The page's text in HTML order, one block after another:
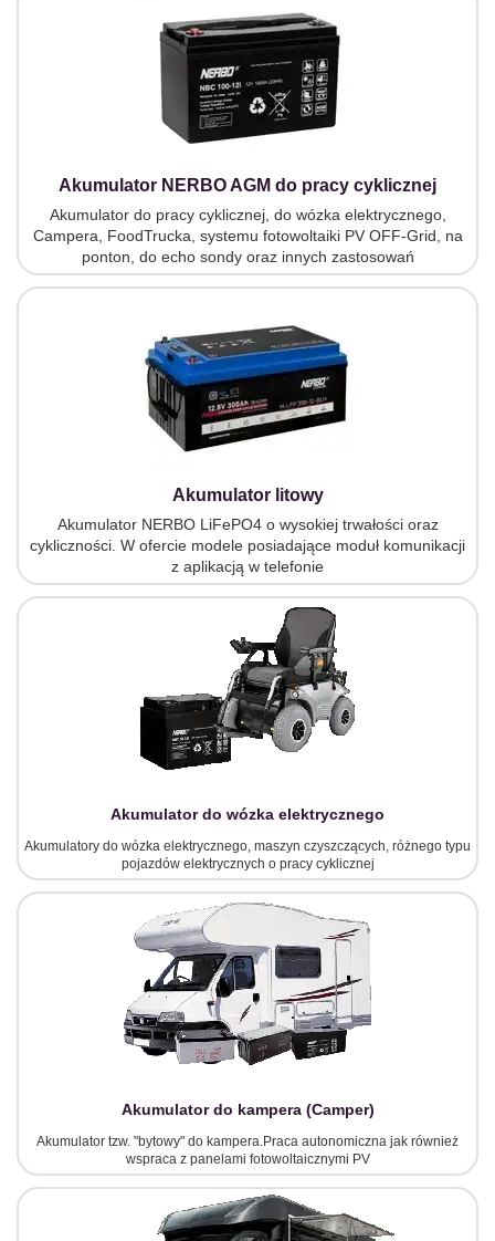
Akumulator NERBO AGM do pracy cyklicznej
Akumulator do pracy cyklicznej, do wózka elektrycznego,
Campera, FoodTrucka, systemu fotowoltaiki PV OFF-Grid, na
ponton, do echo sondy oraz innych zastosowań
Akumulator litowy
Akumulator NERBO LiFePO4 o wysokiej trwałości oraz
cykliczności. W ofercie modele posiadające moduł komunikacji
z aplikacją w telefonie
Akumulator do wózka elektrycznego
Akumulatory do wózka elektrycznego, maszyn czyszczących, różnego typu
pojazdów elektrycznych o pracy cyklicznej
Akumulator do kampera (Camper)
Akumulator tzw. "bytowy" do kampera.Praca autonomiczna jak również
wspraca z panelami fotowoltaicznymi PV